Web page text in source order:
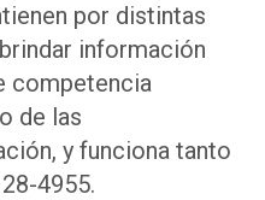
por distintas
información
competencia
de las
y funciona tanto
4955.